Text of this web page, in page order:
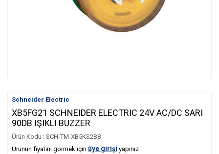
Schneider Electric
XB5FG21 SCHNEIDER ELECTRIC 24V AC/DC SARI
90DB IŞIKLI BUZZER
Ürün Kodu : SCH-TM-XB5KS2B8
Ürünün fiyatını görmek için üye girişi yapınız